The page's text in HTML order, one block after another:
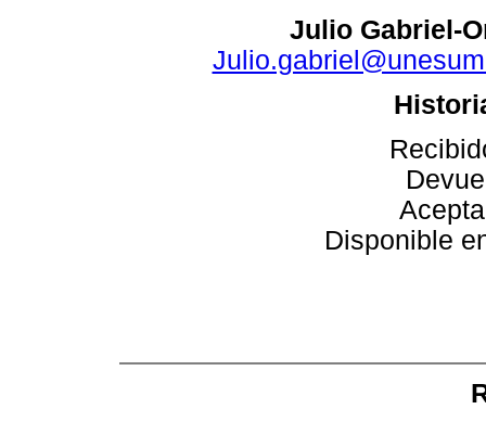
Julio Gabriel-
Disponible